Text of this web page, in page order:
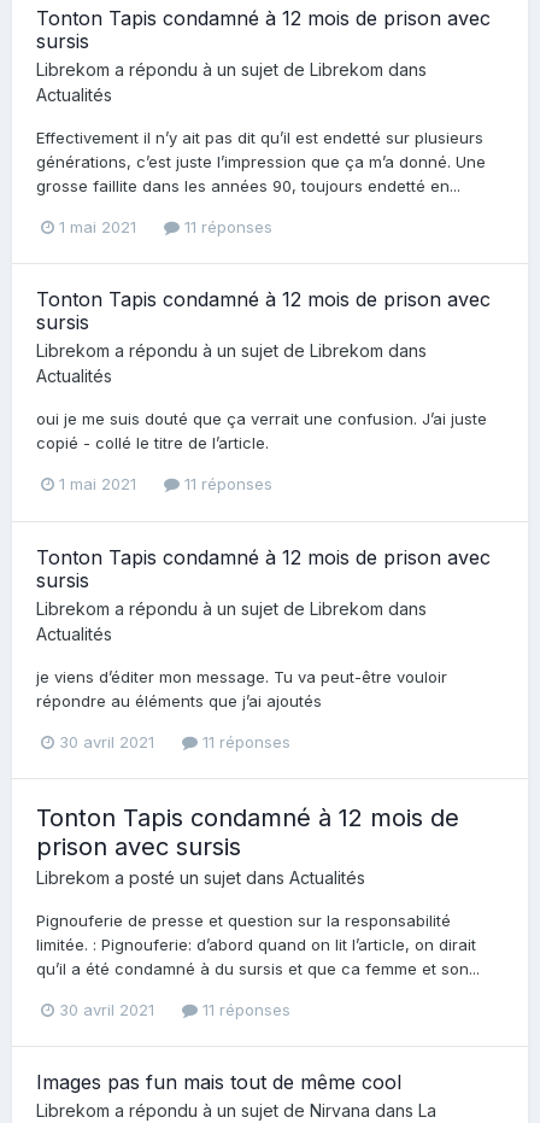
Tonton Tapis condamné à 12 mois de prison avec
sursis
Librekom a répondu à un sujet de Librekom dans
Actualités
Effectivement il n’y ait pas dit qu’il est endetté sur plusieurs
générations, c’est juste l’impression que ça m’a donné. Une
grosse faillite dans les années 90, toujours endetté en...
1 mai 2021 11 réponses
Tonton Tapis condamné à 12 mois de prison avec
sursis
Librekom a répondu à un sujet de Librekom dans
Actualités
oui je me suis douté que ça verrait une confusion. J’ai juste
copié - collé le titre de l’article.
1 mai 2021 11 réponses
Tonton Tapis condamné à 12 mois de prison avec
sursis
Librekom a répondu à un sujet de Librekom dans
Actualités
je viens d’éditer mon message. Tu va peut-être vouloir
répondre au éléments que j’ai ajoutés
30 avril 2021 11 réponses
Tonton Tapis condamné à 12 mois de
prison avec sursis
Librekom a posté un sujet dans Actualités
Pignouferie de presse et question sur la responsabilité
limitée. : Pignouferie: d’abord quand on lit l’article, on dirait
qu’il a été condamné à du sursis et que ca femme et son...
30 avril 2021 11 réponses
Images pas fun mais tout de même cool
Librekom a répondu à un sujet de Nirvana dans La